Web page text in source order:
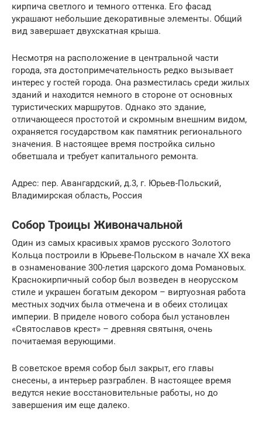
кирпича светлого и темного оттенка. Его фасад
украшают небольшие декоративные элементы. Общий
вид завершает двухскатная крыша.
Несмотря на расположение в центральной части
города, эта достопримечательность редко вызывает
интерес у гостей города. Она разместилась среди жилых
зданий и находится немного в стороне от основных
туристических маршрутов. Однако это здание,
отличающееся простотой и скромным внешним видом,
охраняется государством как памятник регионального
значения. В настоящее время постройка сильно
обветшала и требует капитального ремонта.
Адрес: пер. Авангардский, д.3, г. Юрьев-Польский,
Владимирская область, Россия
Собор Троицы Живоначальной
Один из самых красивых храмов русского Золотого
Кольца построили в Юрьеве-Польском в начале XX века
в ознаменование 300-летия царского дома Романовых.
Краснокирпичный собор был возведен в неорусском
стиле и украшен богатым декором – виртуозная работа
местных зодчих была отмечена и в обеих столицах
империи. В приделе нового собора был установлен
«Святославов крест» – древняя святыня, очень
почитаемая верующими.
В советское время собор был закрыт, его главы
снесены, а интерьер разграблен. В настоящее время
ведутся некие восстановительные работы, но до
завершения им еще далеко.